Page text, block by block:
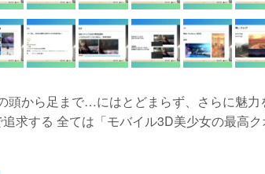
頭から足まで…にはとどまらず、さらに魅
求する 全ては「モバイル3D美少女の最高